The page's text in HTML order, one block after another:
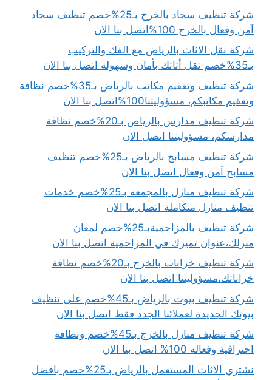
شركة تنظيف سجاد بالخرج بـ25%خصم تنظيف سجاد
آمن وفعال بالخرج 100%اتصل بنا الان
شركة نقل الاثاث بالرياض مع الفك والتركيب
بـ35%خصم نقل أثاثك بأمان وسهولة اتصل بنا الان
شركة تنظيف وتعقيم مكاتب بالرياض بـ35%خصم نظافة
وتعقيم مكاتبكم، مسؤوليتنا100%اتصل بنا الان
شركة تنظيف مدارس بالرياض بـ20%خصم نظافة
مدارسكم، مسؤوليتنا اتصل الان
شركة تنظيف مسابح بالرياض بـ25%خصم تنظيف
مسابح آمن وفعال اتصل بنا الان
شركة تنظيف منازل بالمجمعه بـ25%خصم خدمات
تنظيف منازل متكاملة اتصل بنا الان
شركة تنظيف بالمزاحميةبـ25%خصم لمعان
منزلك،عنوان تميزك في المزاحمية اتصل بنا الان
شركة تنظيف خزانات بالخرج بـ20%خصم نظافة
خزاناتك،مسؤوليتنا اتصل بنا الان
شركة تنظيف بيوت بالرياض بـ45%خصم على تنظيف
بيوتك الجديدة لعملائنا الجدد فقط اتصل بنا الان
شركة تنظيف منازل بالخرج بـ45%خصم ونظافة
احترافية وفعاله 100% اتصل بنا الان
نشتري الاثاث المستعمل بالرياض بـ25%خصم بافضل